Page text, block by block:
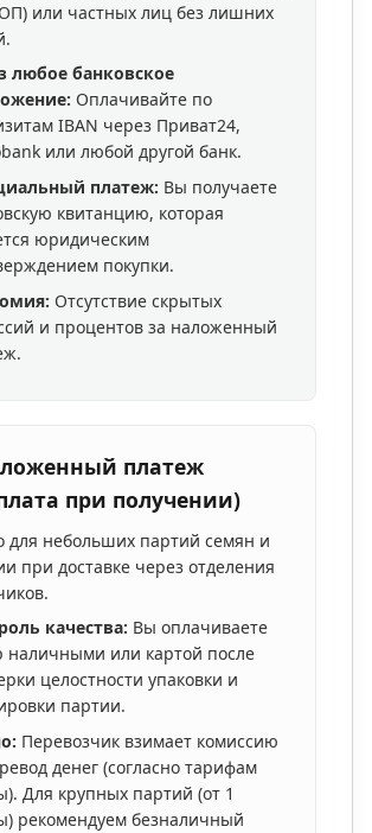
или частных лиц без лишних
любое банковское
Оплачивайте по
IBAN через Приват24,
или любой другой банк.
платеж: Вы получаете
квитанцию, которая
юридическим
покупки.
Отсутствие скрытых
и процентов за наложенный
платеж
при получении)
для небольших партий семян и
при доставке через отделения
качества: Вы оплачиваете
наличными или картой после
целостности упаковки и
партии.
Перевозчик взимает комиссию
денег (согласно тарифам
Для крупных партий (от 1
рекомендуем безналичный